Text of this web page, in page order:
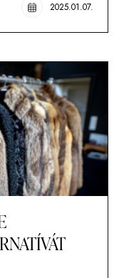
2025.01.07.